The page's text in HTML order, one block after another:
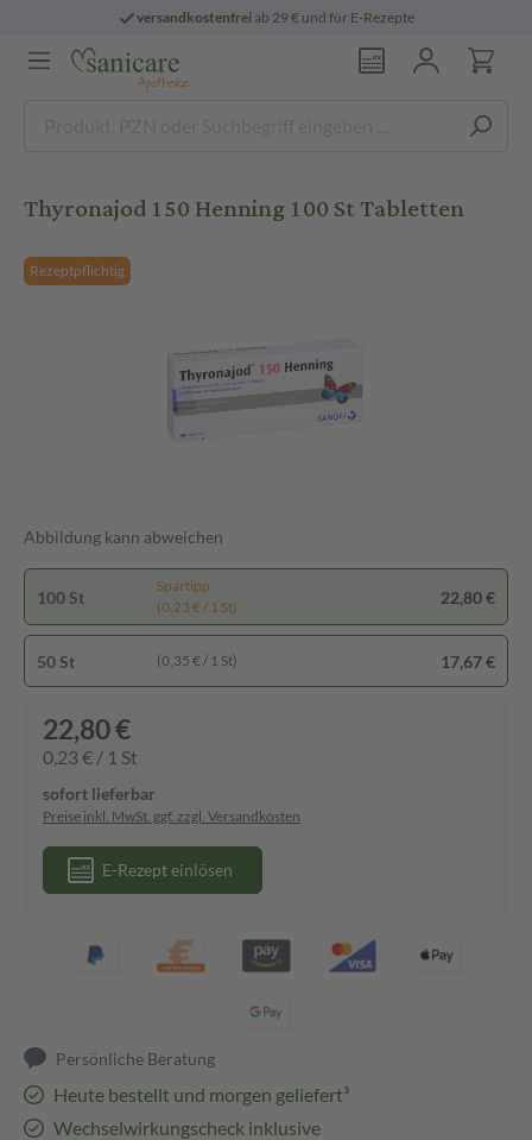
versandkostenfreiab 29 € und für E-Rezepte
Thyronajod 150 Henning 100 St Tabletten
Rezeptpflichtig
Abbildung kann abweichen
100 St
Spartipp
(0,23 € / 1 St)
22,80 €
50 St (0,35 € / 1 St) 17,67 €
22,80 €
0,23 € / 1 St
sofort lieferbar
Preise inkl. MwSt. ggf. zzgl. Versandkosten
E-Rezept einlösen
Persönliche Beratung
Heute bestellt und morgen geliefert³
Wechselwirkungscheck inklusive